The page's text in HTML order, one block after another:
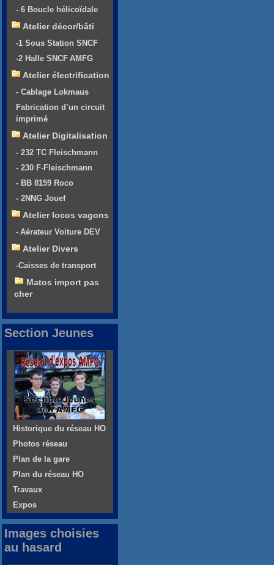
- 6 Boucle hélicoïdale
Atelier décor/bâti
-1 Sous Station SNCF
-2 Halle SNCF AMFG
Atelier électrification
- Cablage Lokmaus
Fabrication d’un circuit
imprimé
Atelier Digitalisation
- 232 TC Fleischmann
- 230 F-Fleischmann
- BB 8159 Roco
- 2NNG Jouef
Atelier locos vagons
- Aérateur Voiture DEV
Atelier Divers
-Caisses de transport
Matos import pas
cher
Section Jeunes
Historique du réseau HO
Photos réseau
Plan de la gare
Plan du réseau HO
Travaux
Expos
Images choisies
au hasard